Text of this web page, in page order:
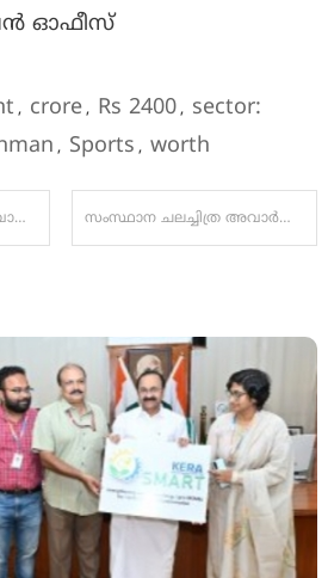
ഓഫീസ്
, crore, Rs 2400, sector:
, Sports , worth
സംസ്ഥാന ചലച്ചിത്ര അവാര്‍ഡ് നിർണയം; പ്രകാശ് രാജ് ജൂറി ചെയര്‍മാന്‍